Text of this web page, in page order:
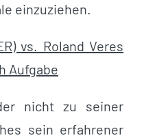
einzuziehen.
vs. Roland Veres
Aufgabe
nicht zu seiner
sein erfahrener